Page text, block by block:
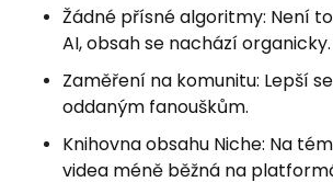
Žádné přísné algoritmy: Není
AI, obsah se nachází organicky.
Zaměření na komunitu: Lepší
oddaným fanouškům.
Knihovna obsahu Niche: Na
videa méně běžná na